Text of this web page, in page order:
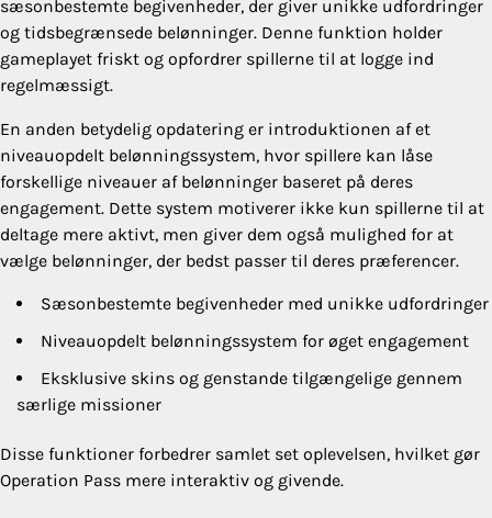
sæsonbestemte begivenheder, der giver unikke udfordringer
og tidsbegrænsede belønninger. Denne funktion holder
gameplayet friskt og opfordrer spillerne til at logge ind
regelmæssigt.
En anden betydelig opdatering er introduktionen af et
niveauopdelt belønningssystem, hvor spillere kan låse
forskellige niveauer af belønninger baseret på deres
engagement. Dette system motiverer ikke kun spillerne til at
deltage mere aktivt, men giver dem også mulighed for at
vælge belønninger, der bedst passer til deres præferencer.
Sæsonbestemte begivenheder med unikke udfordringer
Niveauopdelt belønningssystem for øget engagement
Eksklusive skins og genstande tilgængelige gennem
særlige missioner
Disse funktioner forbedrer samlet set oplevelsen, hvilket gør
Operation Pass mere interaktiv og givende.